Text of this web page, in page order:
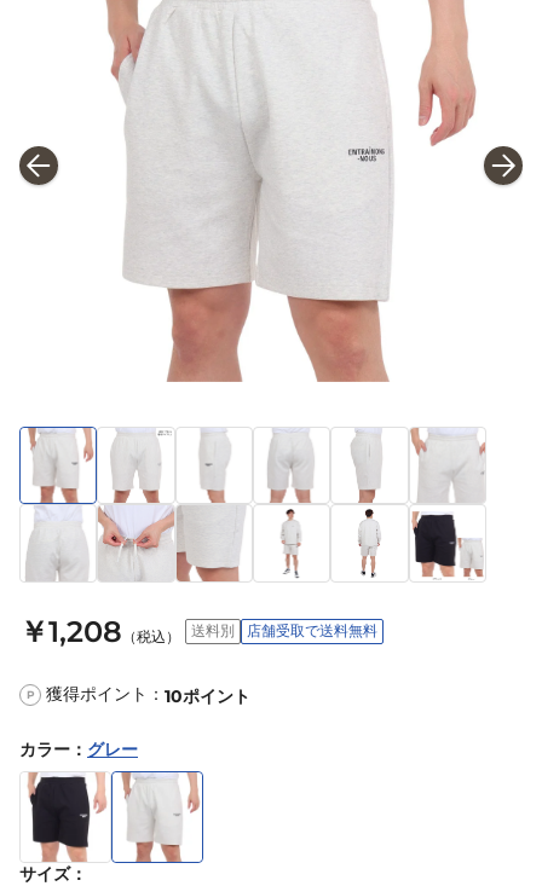
￥1,208 （税込） 送料別 店舗受取で送料無料
P 獲得ポイント： 10ポイント
カラー ： グレー
サイズ：